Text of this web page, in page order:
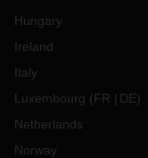
Hungary
Ireland
Italy
Luxembourg (FR DE)
Netherlands
Norway